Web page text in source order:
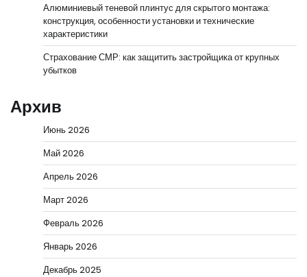
Алюминиевый теневой плинтус для скрытого монтажа:
конструкция, особенности установки и технические
характеристики
Страхование СМР: как защитить застройщика от крупных
убытков
Архив
Июнь 2026
Май 2026
Апрель 2026
Март 2026
Февраль 2026
Январь 2026
Декабрь 2025